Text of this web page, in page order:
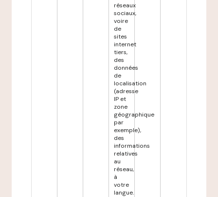
réseaux
sociaux,
voire
de
sites
internet
tiers,
des
données
de
localisation
(adresse
IP et
zone
géographique
par
exemple),
des
informations
relatives
au
réseau,
à
votre
langue.